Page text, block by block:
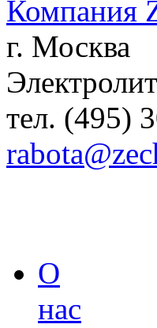
Компания
г. Москва
тел. (495)
О
нас